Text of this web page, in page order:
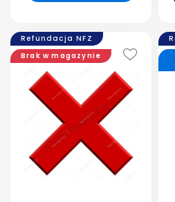
Refundacja NFZ
Brak w magazynie